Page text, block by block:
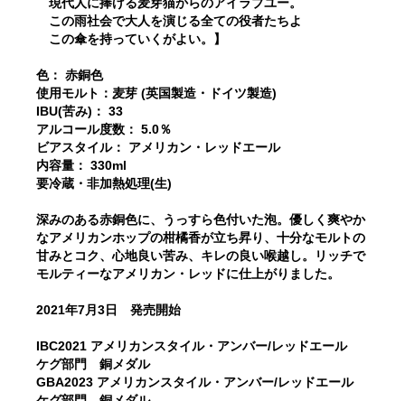
この雨社会で大人を演じる全ての役者たちよ
この傘を持っていくがよい。】
色： 赤銅色
使用モルト：麦芽 (英国製造・ドイツ製造)
IBU(苦み)： 33
アルコール度数： 5.0％
ビアスタイル： アメリカン・レッドエール
内容量： 330ml
要冷蔵・非加熱処理(生)
深みのある赤銅色に、うっすら色付いた泡。優しく爽やか
なアメリカンホップの柑橘香が立ち昇り、十分なモルトの
甘みとコク、心地良い苦み、キレの良い喉越し。リッチで
モルティーなアメリカン・レッドに仕上がりました。
2021年7月3日 発売開始
IBC2021 アメリカンスタイル・アンバー/レッドエール
ケグ部門 銅メダル
GBA2023 アメリカンスタイル・アンバー/レッドエール